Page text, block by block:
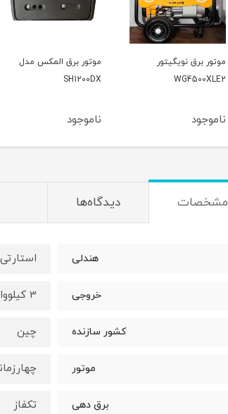
موتور برق المکس مدل
SH1200DX
ناموجود
موتور برق وکسون مدل
VK3900KF
ناموجود
مشخصات دیدگاه‌ها
هندلی استارتی
خروجی 3 کیلووات
کشور سازنده چین
موتور
برق دهی تکفاز